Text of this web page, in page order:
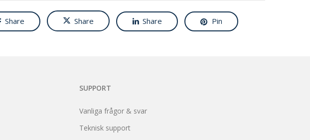
Share Share Share Pin
SUPPORT
Vanliga frågor & svar
Teknisk support